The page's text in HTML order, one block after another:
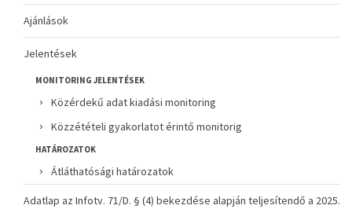
Ajánlások
Jelentések
MONITORING JELENTÉSEK
Közérdekű adat kiadási monitoring
Közzétételi gyakorlatot érintő monitorig
HATÁROZATOK
Átláthatósági határozatok
Adatlap az Infotv. 71/D. § (4) bekezdése alapján teljesítendő a 2025.